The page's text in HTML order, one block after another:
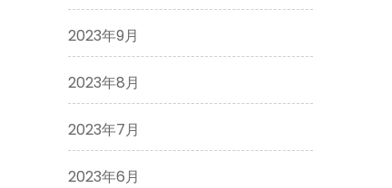
2023年9月
2023年8月
2023年7月
2023年6月